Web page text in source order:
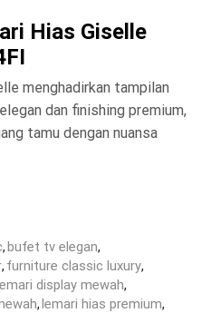
Hias Giselle
menghadirkan tampilan
dan finishing premium,
tamu dengan nuansa
,bufet tv elegan,
, furniture classic luxury,
display mewah,
,lemari hias premium,